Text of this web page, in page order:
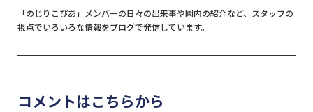
「のじりこぴあ」メンバーの日々の出来事や園内の紹介など、スタッフの
視点でいろいろな情報をブログで発信しています。
コメントはこちらから